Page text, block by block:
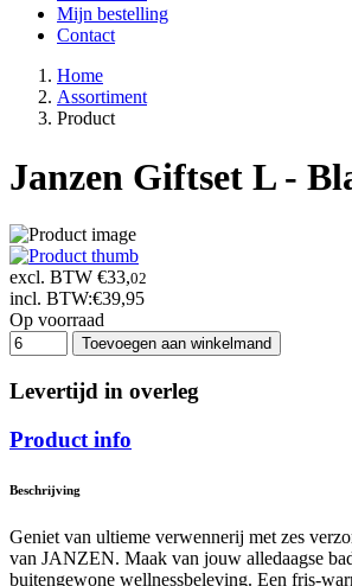
Mijn bestelling
Contact
Home
Assortiment
Product
Janzen Giftset L -
excl. BTW €33,02
incl. BTW:€39,95
Op voorraad
Toevoegen aan winkelmand
Levertijd in overleg
Product info
Beschrijving
Geniet van ultieme verwennerij met zes
van JANZEN. Maak van jouw alledaagse
buitengewone wellnessbeleving. Een fris-